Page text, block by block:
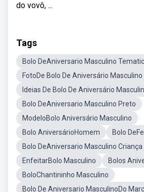
do vovô, ...
Tags
Bolo DeAniversario Masculino
FotoDe Bolo De Aniversário Masculino
Ideias De Bolo De Aniversário
Bolo DeAniversario Masculino Preto
ModeloBolo Aniversário Masculino
Bolo AniversárioHomem
Bolo
Bolo DeAniversario Masculino Criança
EnfeitarBolo Masculino
Bolos
BoloChantininho Masculino
Bolo De Aniversario MasculinoDo